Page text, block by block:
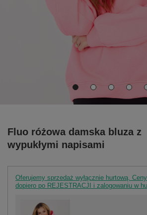
Fluo różowa damska bluza z
wypukłymi napisami
Oferujemy sprzedaż wyłącznie hurtową.
dopiero po REJESTRACJI i zalogowaniu w